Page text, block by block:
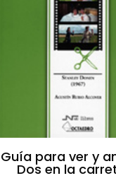
Guía para ver y
Dos en la